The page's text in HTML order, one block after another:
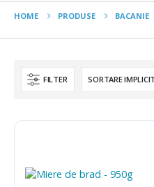
HOME PRODUSE BACANIE
FILTER